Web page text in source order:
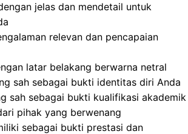
jelas dan mendetail untuk
relevan dan pencapaian
latar belakang berwarna netral
sah sebagai bukti identitas diri Anda
sah sebagai bukti kualifikasi akademik
pihak yang berwenang
sebagai bukti prestasi dan